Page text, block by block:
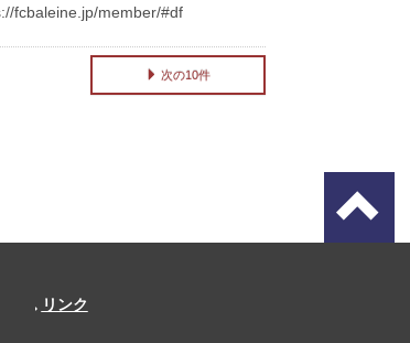
fcbaleine.jp/member/#df
次の10件
リンク